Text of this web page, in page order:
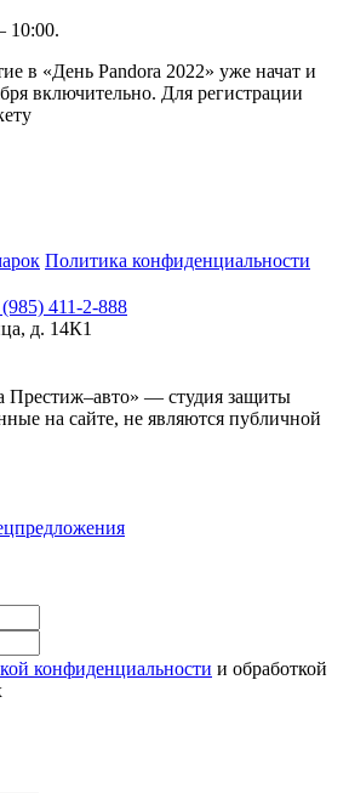
10:00.
в «День Pandora 2022» уже начат и
включительно. Для регистрации
Политика конфиденциальности
411-2-888
д. 14К1
Престиж–авто» — студия защиты
на сайте, не являются публичной
конфиденциальности и обработкой